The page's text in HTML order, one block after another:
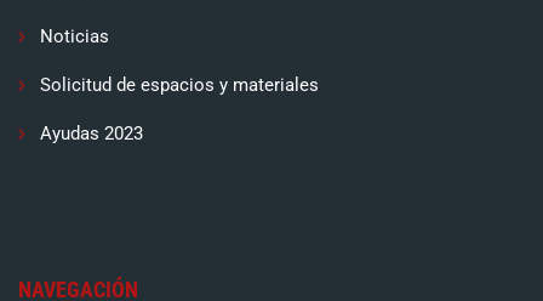
Noticias
Solicitud de espacios y materiales
Ayudas 2023
NAVEGACIÓN